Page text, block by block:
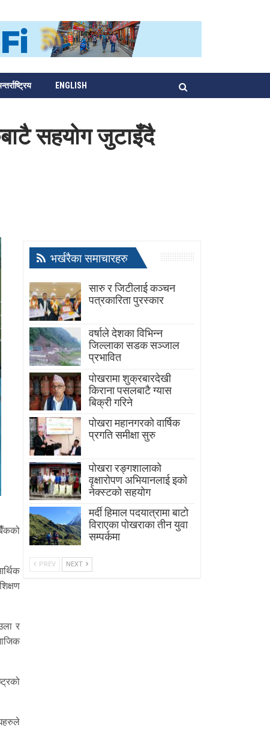
ENGLISH
सहयोग जुटाइँदै
र
भर्खरैका समाचारहरु
सारु र जिटीलाई कञ्चन
पत्रकारिता पुरस्कार
वर्षाले देशका विभिन्न
जिल्लाका सडक सञ्जाल
प्रभावित
पोखरामा शुक्रबारदेखी
किराना पसलबाटै ग्यास
बिक्री गरिने
पोखरा महानगरको वार्षिक
प्रगति समीक्षा सुरु
पोखरा रङ्गशालाको
वृक्षारोपण अभियानलाई इको
नेक्स्टको सहयोग
मर्दी हिमाल पदयात्रामा बाटाे
विराएका पाेखराका तीन युवा
सम्पर्कमा
PREV NEXT